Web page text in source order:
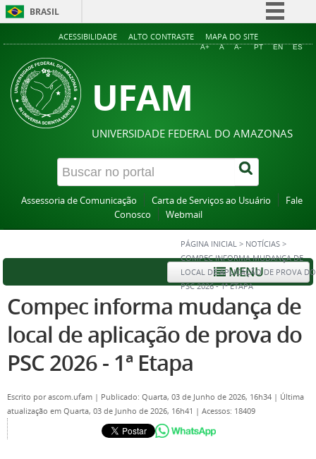
BRASIL
Simplifique!
Acesso à informação
ACESSIBILIDADE ALTO CONTRASTE MAPA DO SITE
A+ A A- PT EN ES
UFAM
UNIVERSIDADE FEDERAL DO AMAZONAS
Assessoria de Comunicação Carta de Serviços ao Usuário
Fale
Conosco
Webmail
PÁGINA INICIAL > NOTÍCIAS >
COMPEC INFORMA MUDANÇA DE
LOCAL DE APLICAÇÃO DE PROVA DO
PSC 2026 - 1ª ETAPA
MENU
Compec informa mudança de
local de aplicação de prova do
PSC 2026 - 1ª Etapa
Escrito porascom.ufam | Publicado: Quarta, 03 de Junho de 2026, 16h34 | Última
atualização em Quarta, 03 de Junho de 2026, 16h41 | Acessos: 18409